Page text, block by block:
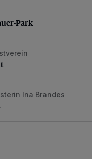
Park
Park
Ina Brandes